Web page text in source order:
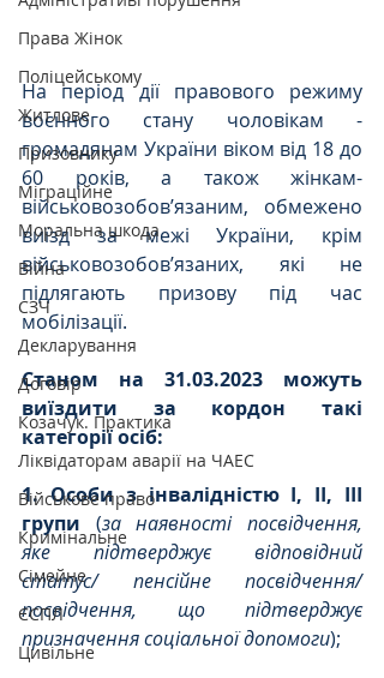
Права Жінок
Поліцейському
Житлове
Призовнику
Міграційне
Моральна шкода
Війна
СЗЧ
Декларування
Договір
Козачук. Практика
Ліквідаторам аварії на ЧАЕС
Військове право
Кримінальне
Сімейне
ЄСПЛ
Цивільне
На період дії правового режиму
воєнного стану чоловікам -
громадянам України віком від 18 до
60 років, а також жінкам-
військовозобов’язаним, обмежено
виїзд за межі України, крім
військовозобов’язаних, які не
підлягають призову під час
мобілізації.
Станом на 31.03.2023 можуть
виїздити за кордон такі
категорії осіб:
1. Особи з інвалідністю І, ІІ, ІІІ
групи (за наявності посвідчення,
яке підтверджує відповідний
статус/ пенсійне посвідчення/
посвідчення, що підтверджує
призначення соціальної допомоги);